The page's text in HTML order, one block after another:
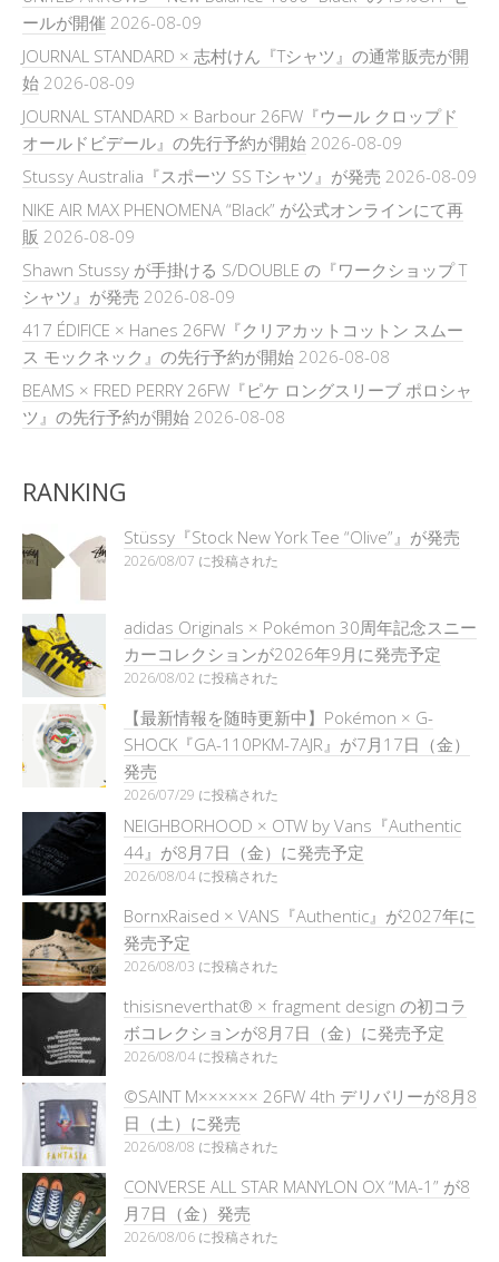
ールが開催 2026-08-09
JOURNAL STANDARD × 志村けん『Tシャツ』の通常販売が開
始 2026-08-09
JOURNAL STANDARD × Barbour 26FW『ウール クロップド
オールドビデール』の先行予約が開始 2026-08-09
Stussy Australia『スポーツ SS Tシャツ』が発売 2026-08-09
NIKE AIR MAX PHENOMENA “Black” が公式オンラインにて再
販 2026-08-09
Shawn Stussy が手掛ける S/DOUBLE の『ワークショップ T
シャツ』が発売 2026-08-09
417 ÉDIFICE × Hanes 26FW『クリアカットコットン スムー
ス モックネック』の先行予約が開始 2026-08-08
BEAMS × FRED PERRY 26FW『ピケ ロングスリーブ ポロシャ
ツ』の先行予約が開始 2026-08-08
RANKING
Stüssy『Stock New York Tee “Olive”』が発売
2026/08/07 に投稿された
adidas Originals × Pokémon 30周年記念スニー
カーコレクションが2026年9月に発売予定
2026/08/02 に投稿された
【最新情報を随時更新中】Pokémon × G-
SHOCK『GA-110PKM-7AJR』が7月17日（金）
発売
2026/07/29 に投稿された
NEIGHBORHOOD × OTW by Vans『Authentic
44』が8月7日（金）に発売予定
2026/08/04 に投稿された
BornxRaised × VANS『Authentic』が2027年に
発売予定
2026/08/03 に投稿された
thisisneverthat® × fragment design の初コラ
ボコレクションが8月7日（金）に発売予定
2026/08/04 に投稿された
©SAINT M×××××× 26FW 4th デリバリーが8月8
日（土）に発売
2026/08/08 に投稿された
CONVERSE ALL STAR MANYLON OX “MA-1” が8
月7日（金）発売
2026/08/06 に投稿された